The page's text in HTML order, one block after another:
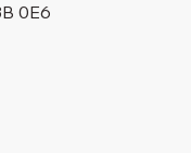
0E6